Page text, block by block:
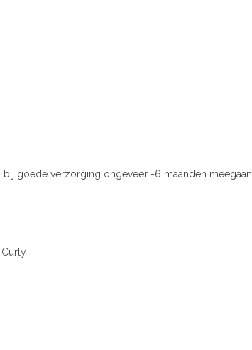
bij goede verzorging ongeveer -6 maanden meegaan.
Curly